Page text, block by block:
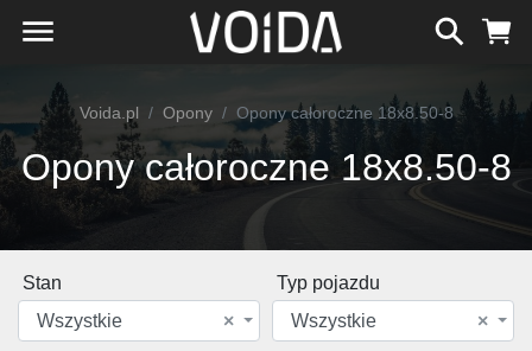
Voida.pl Opony Opony całoroczne 18x8.50-8
Opony całoroczne 18x8.50-8
Stan
×
Wszystkie
Typ pojazdu
×
Wszystkie